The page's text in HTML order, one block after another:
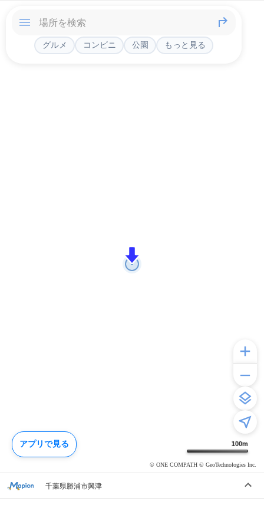
100m
© ONE COMPATH © GeoTechnologies Inc.
グルメ コンビニ 公園 もっと見る
千葉県勝浦市興津
アプリで見る